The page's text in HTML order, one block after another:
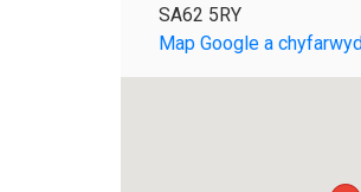
SA62 5RY
Map Google a